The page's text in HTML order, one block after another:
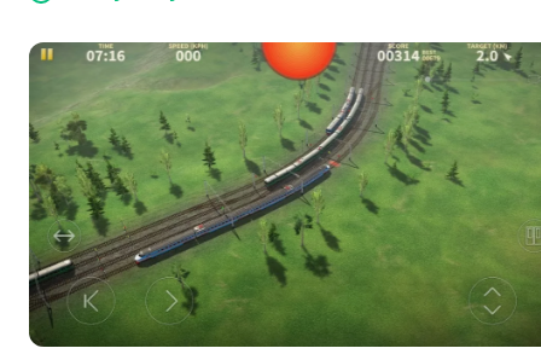
bezpieczny i terminowy transport. Sukces w
unikaniu wypadków zwiększa wyniki i odblokowuje
nowe funkcje, co tworzy satysfakcjonujące
doświadczenie. Gra oferuje oszałamiającą grafikę z
żywymi kolorami i malowniczymi krajobrazami, co
wzbogaca rozgrywkę. Ogólnie rzecz biorąc, Electric
Trains Pro zapewnia angażujące doświadczenie
symulatora, które łączy strategię, umiejętności oraz
uznanie dla nowoczesnych systemów kolejowych.